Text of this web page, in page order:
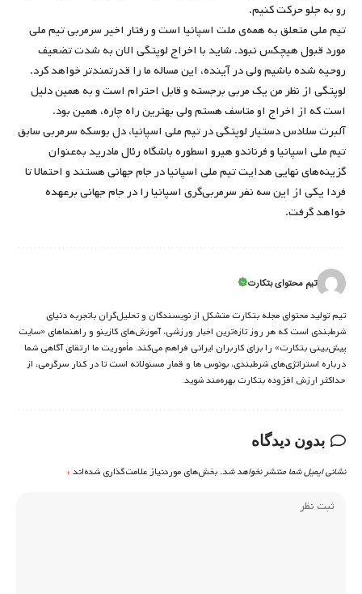
رو به جلو حرکت کنیم.
تیم ملی متعلق به همه‌ی ملت اسپانیا است و رفتار اخیر سرمربی تیم ملی
مورد قبول هیچکس نبود. شاید با اخراج لوپتگی الان به شدت تضعیف
روحیه شده باشیم ولی در آینده، این مساله ما را قدرتمندتر خواهد کرد.
لوپتگی از نظر من یک مربی برجسته و قابل احترام است و به همین دلیل
است که از اخراج او متاسف هستم ولی بهترین راه چاره، همین بود.
آلبرت سلادس دستیار لوپتگی در تیم ملی اسپانیا، دل بوسکه سرمربی سابق
تیم ملی اسپانیا و فرناندو هیرو اسطوره باشگاه رئال مادرید به‌عنوان
گزینه‌های نهایی هدایت تیم ملی اسپانیا در جام جهانی هستند و احتمالا تا
فردا یکی از این سه نفر سرمربی‌گری اسپانیا را در جام جهانی برعهده
خواهد گرفت.
تیم محتوای بتکارت
تیم تولید محتوای مجله بتکارت متشکل از نویسندگان و تحلیل‌گران باتجربه دنیای
شرط‌بندی است که هر روز تازه‌ترین اخبار ورزشی، آموزش‌های کازینو و راهنماهای «سایت
پیش‌بینی بتکارت» را برای کاربران ایرانی فراهم می‌کند. مأموریت ما ارتقای آگاهی شما
درباره استراتژی‌های شرطبندی، بونوس ها و قمار مسئولانه است تا در کنار سرگرمی، از
حداکثر ارزش افزوده بتکارت بهره‌مند شوید.
بدون دیدگاه
نشانی ایمیل شما منتشر نخواهد شد. بخش‌های موردنیاز علامت‌گذاری شده‌اند*